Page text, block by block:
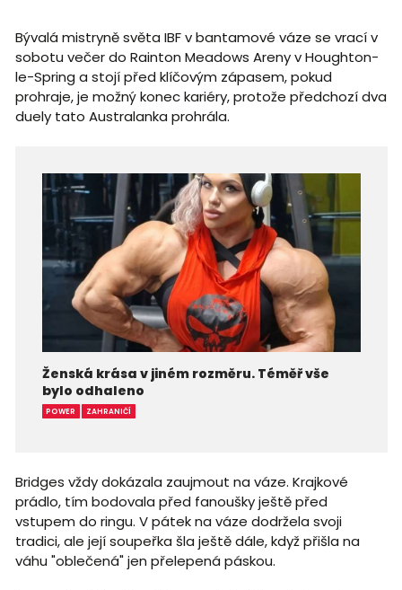
Bývalá mistryně světa IBF v bantamové váze se vrací v
sobotu večer do Rainton Meadows Areny v Houghton-
le-Spring a stojí před klíčovým zápasem, pokud
prohraje, je možný konec kariéry, protože předchozí dva
duely tato Australanka prohrála.
Ženská krása v jiném rozměru. Téměř vše
bylo odhaleno
POWER ZAHRANIČÍ
Bridges vždy dokázala zaujmout na váze. Krajkové
prádlo, tím bodovala před fanoušky ještě před
vstupem do ringu. V pátek na váze dodržela svoji
tradici, ale její soupeřka šla ještě dále, když přišla na
váhu "oblečená" jen přelepená páskou.